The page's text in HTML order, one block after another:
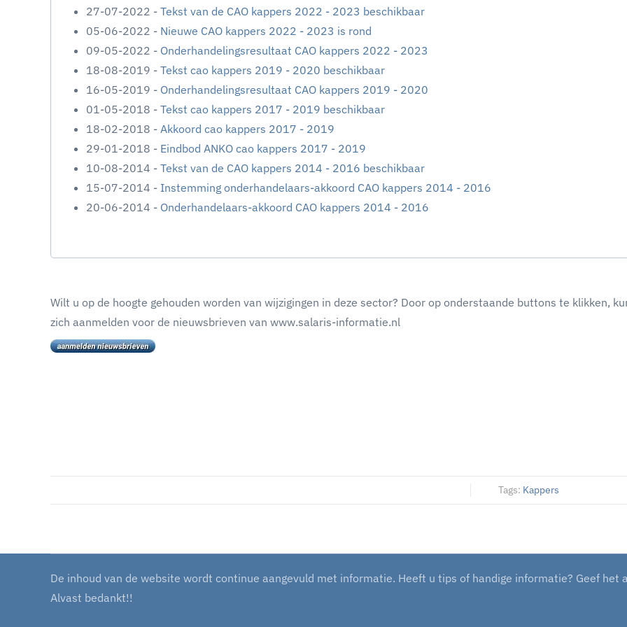
27-07-2022 - Tekst van de CAO kappers 2022 - 2023 beschikbaar
05-06-2022 - Nieuwe CAO kappers 2022 - 2023 is rond
09-05-2022 - Onderhandelingsresultaat CAO kappers 2022 - 2023
18-08-2019 - Tekst cao kappers 2019 - 2020 beschikbaar
16-05-2019 - Onderhandelingsresultaat CAO kappers 2019 - 2020
01-05-2018 - Tekst cao kappers 2017 - 2019 beschikbaar
18-02-2018 - Akkoord cao kappers 2017 - 2019
29-01-2018 - Eindbod ANKO cao kappers 2017 - 2019
10-08-2014 - Tekst van de CAO kappers 2014 - 2016 beschikbaar
15-07-2014 - Instemming onderhandelaars-akkoord CAO kappers 2014 - 2016
20-06-2014 - Onderhandelaars-akkoord CAO kappers 2014 - 2016
Wilt u op de hoogte gehouden worden van wijzigingen in deze sector? Door op onderstaande buttons te klikken,
zich aanmelden voor de nieuwsbrieven van www.salaris-informatie.nl
Tags: Kappers
De inhoud van de website wordt continue aangevuld met informatie. Heeft u tips of handige informatie? Geef het
Alvast bedankt!!